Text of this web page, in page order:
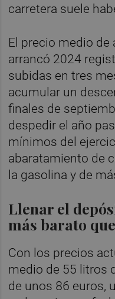
carretera suele
El precio medio
arrancó 2024
subidas en tres
acumular un
finales de
despedir el año
mínimos del
abaratamiento de
la gasolina y de
Llenar el
más barato
Con los precios
medio de 55 litros
de unos 86 euros,